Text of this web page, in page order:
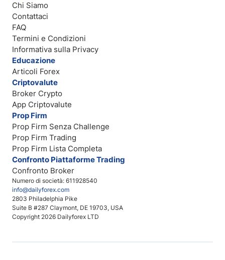
Numero di società: 611928540
info@dailyforex.com
2803 Philadelphia Pike
Suite B #287 Claymont, DE 19703, USA
Copyright 2026 Dailyforex LTD
Chi Siamo
Contattaci
FAQ
Termini e Condizioni
Informativa sulla Privacy
Educazione
Articoli Forex
Criptovalute
Broker Crypto
App Criptovalute
Prop Firm
Prop Firm Senza Challenge
Prop Firm Trading
Prop Firm Lista Completa
Confronto Piattaforme Trading
Confronto Broker